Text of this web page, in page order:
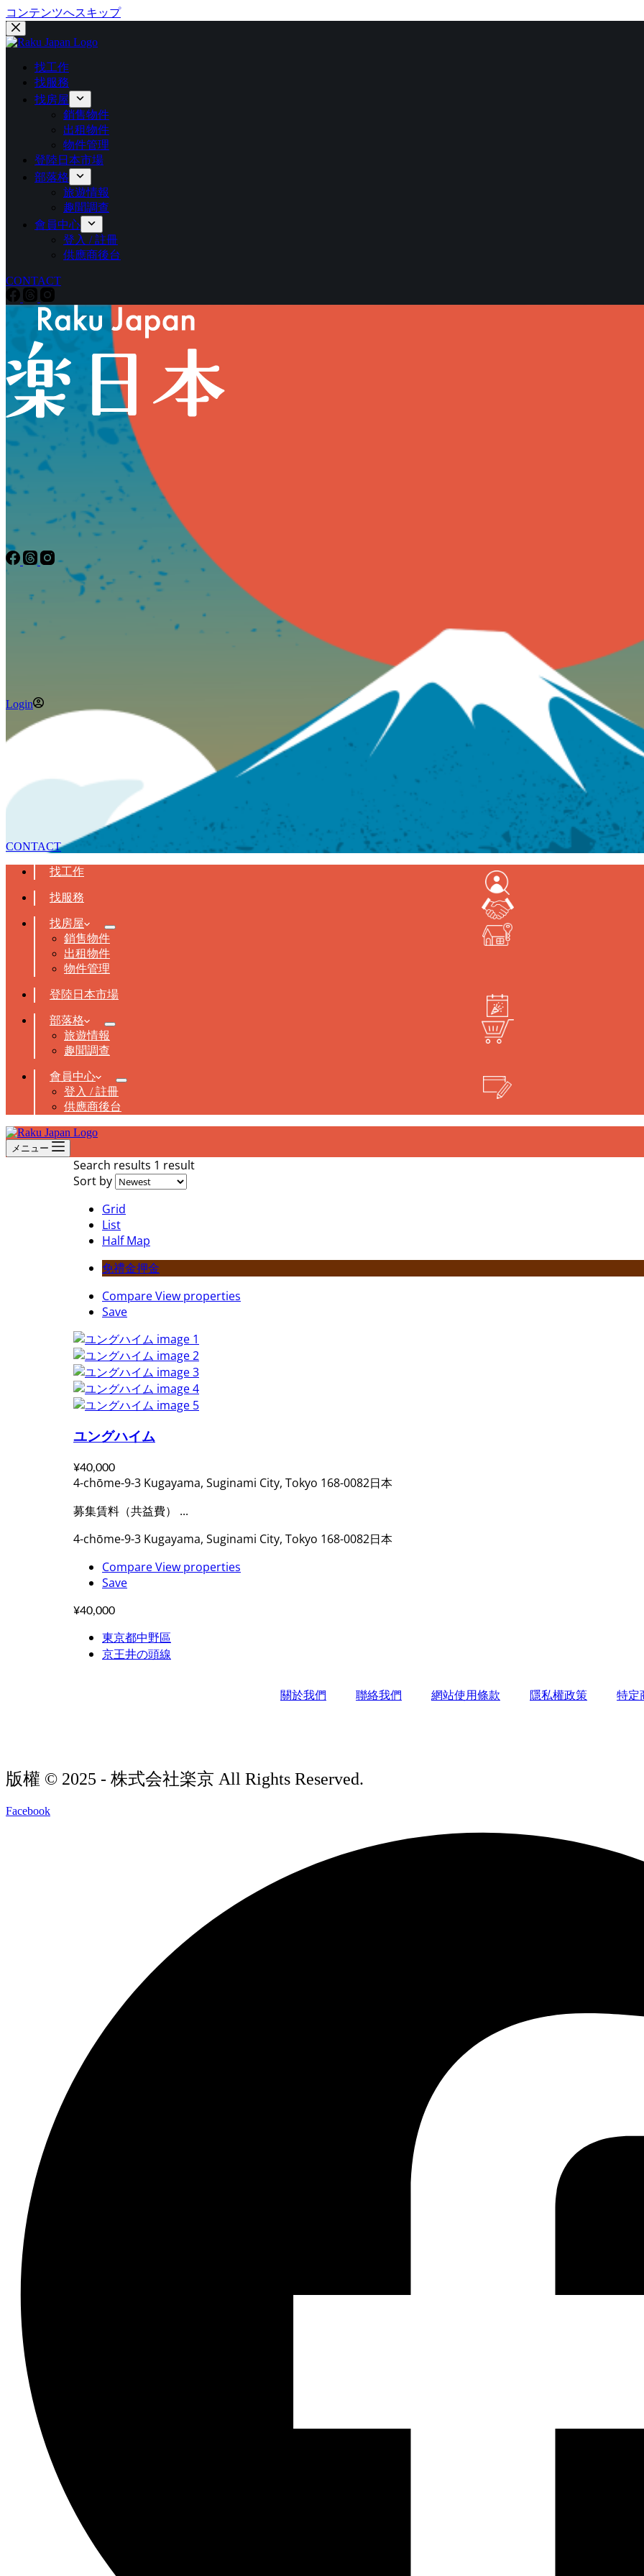
コンテンツへスキップ
找工作
找服務
找房屋
銷售物件
出租物件
物件管理
登陸日本市場
部落格
旅遊情報
趣聞調查
會員中心
登入 / 註冊
供應商後台
CONTACT
Login
CONTACT
找工作
找服務
找房屋
銷售物件
出租物件
物件管理
登陸日本市場
部落格
旅遊情報
趣聞調查
會員中心
登入 / 註冊
供應商後台
メニュー
Search results 1 result
Sort by
Grid
List
Half Map
免禮金押金
CompareView properties
Save
ユングハイム
¥40,000
4-chōme-9-3 Kugayama, Suginami City, Tokyo 168-0082日本
募集賃料（共益費） ...
4-chōme-9-3 Kugayama, Suginami City, Tokyo 168-0082日本
CompareView properties
Save
¥40,000
東京都中野區
京王井の頭線
關於我們 聯絡我們 網站使用條款 隱私權政策 特定
版權 © 2025 - 株式会社楽京 All Rights Reserved.​
Facebook